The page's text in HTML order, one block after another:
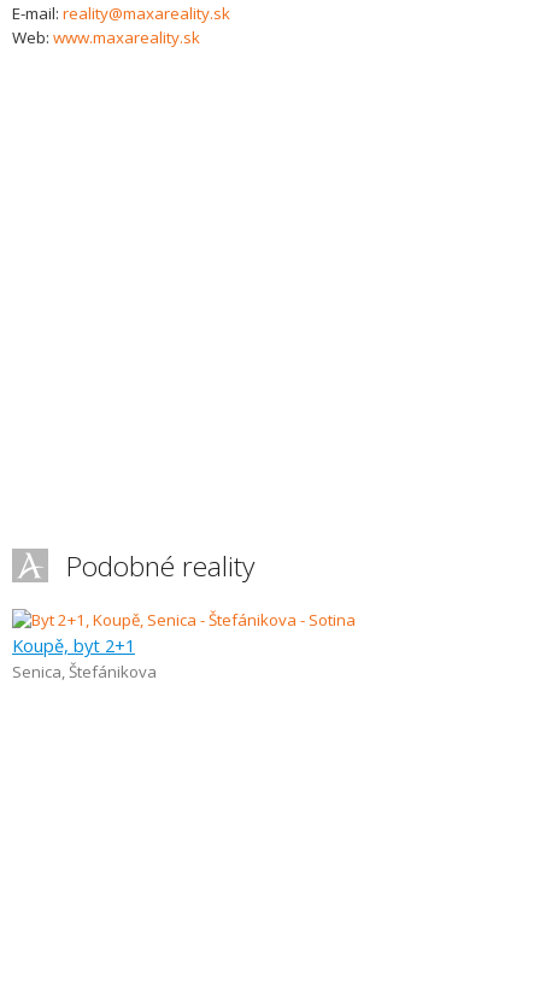
E-mail: reality@maxareality.sk
Web: www.maxareality.sk
Podobné reality
Koupě, byt 2+1
Senica,Štefánikova